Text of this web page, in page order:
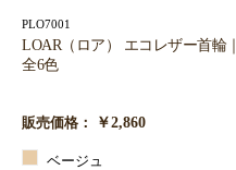
PLO7001
LOAR（ロア） エコレザー首輪｜
全6色
販売価格： ￥2,860
ベージュ